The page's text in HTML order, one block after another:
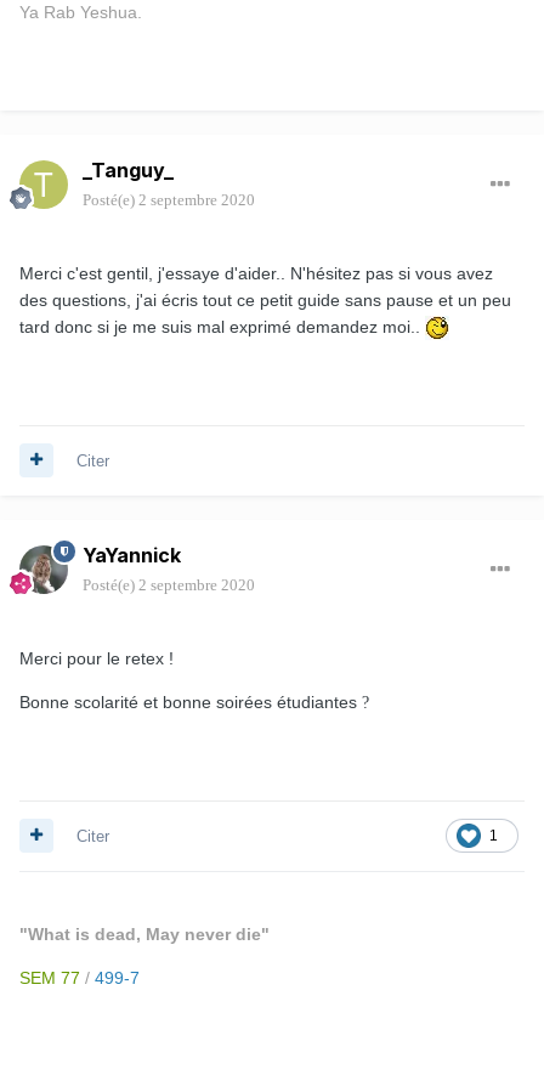
Ya Rab Yeshua.
_Tanguy_
Posté(e) 2 septembre 2020
Merci c'est gentil, j'essaye d'aider.. N'hésitez pas si vous avez
des questions, j'ai écris tout ce petit guide sans pause et un peu
tard donc si je me suis mal exprimé demandez moi..
Citer
YaYannick
Posté(e) 2 septembre 2020
Merci pour le retex !
Bonne scolarité et bonne soirées étudiantes ?
1
Citer
"What is dead, May never die"
SEM 77 / 499-7